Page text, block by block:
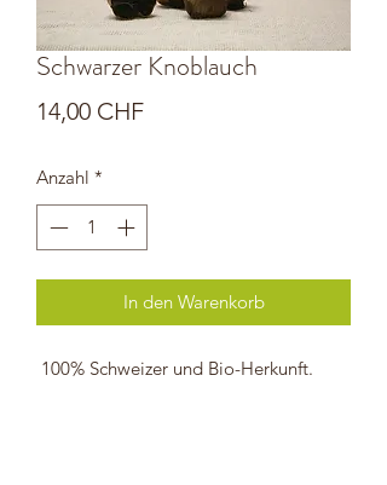
Schwarzer Knoblauch
14,00 CHFPreis
Anzahl *
In den Warenkorb
100% Schweizer und Bio-Herkunft.